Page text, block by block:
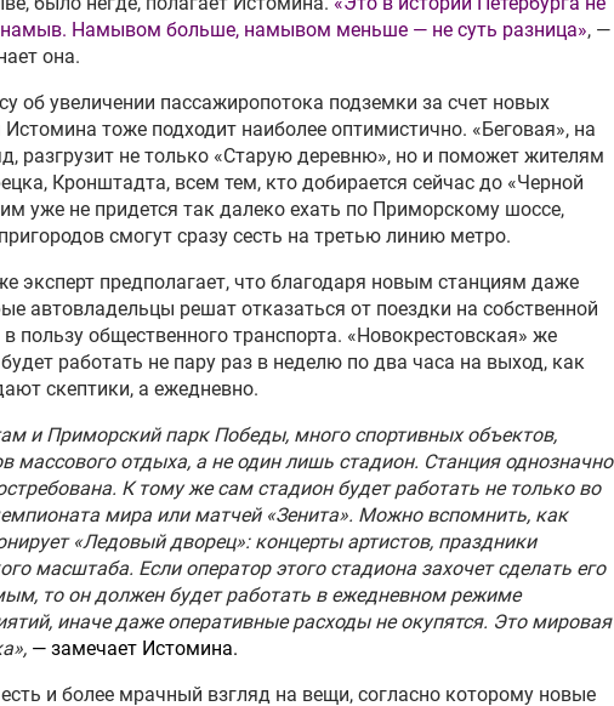
предложили
«карточки болельщика»
получит от ФИФА $100
проведение ЧМ-2018
спор «дочки»
РФ и подрядчика
завершён
уточняет
для
матчей чемпионата
с молотка: что
в автобусном
экс-депутата?
объяснил, почему
ЧМ-2018 лучшим в
Намывом больше, намывом меньше — не суть разница», —
она.
об увеличении пассажиропотока подземки за счет новых
Истомина тоже подходит наиболее оптимистично. «Беговая», на
разгрузит не только «Старую деревню», но и поможет жителям
Кронштадта, всем тем, кто добирается сейчас до «Черной
уже не придется так далеко ехать по Приморскому шоссе,
смогут сразу сесть на третью линию метро.
эксперт предполагает, что благодаря новым станциям даже
автовладельцы решат отказаться от поездки на собственной
пользу общественного транспорта. «Новокрестовская» же
работать не пару раз в неделю по два часа на выход, как
скептики, а ежедневно.
и Приморский парк Победы, много спортивных объектов,
массового отдыха, а не один лишь стадион. Станция однозначно
К тому же сам стадион будет работать не только во
мира или матчей «Зенита». Можно вспомнить, как
«Ледовый дворец»: концерты артистов, праздники
масштаба. Если оператор этого стадиона захочет сделать его
то он должен будет работать в ежедневном режиме
иначе даже оперативные расходы не окупятся. Это мировая
— замечает Истомина.
и более мрачный взгляд на вещи, согласно которому новые